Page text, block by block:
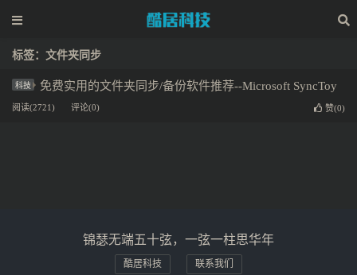
标签：文件夹同步
科技 免费实用的文件夹同步/备份软件推荐--Microsoft SyncToy
阅读(2721) 评论(0) 赞(0)
锦瑟无端五十弦，一弦一柱思华年
酷居科技 联系我们